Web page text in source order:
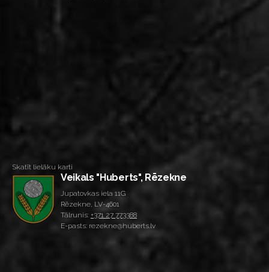
Skatīt lielāku karti
Veikals "Huberts", Rēzekne
Jupatovkas iela 11G
Rēzekne, LV-4601
Tālrunis: +371 27 773388
E-pasts: rezekne@huberts.lv